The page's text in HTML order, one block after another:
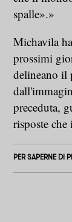
spalle».»
Michavila
prossimi
delineano il
preceduta,
risposte
PER SAPERNE DI